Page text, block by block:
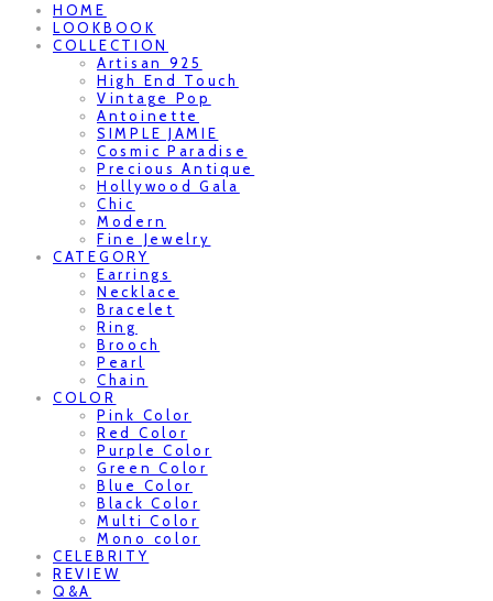
HOME
LOOKBOOK
COLLECTION
Artisan 925
High End Touch
Vintage Pop
Antoinette
SIMPLE JAMIE
Cosmic Paradise
Precious Antique
Hollywood Gala
Chic
Modern
Fine Jewelry
CATEGORY
Earrings
Necklace
Bracelet
Ring
Brooch
Pearl
Chain
COLOR
Pink Color
Red Color
Purple Color
Green Color
Blue Color
Black Color
Multi Color
Mono color
CELEBRITY
REVIEW
Q&A